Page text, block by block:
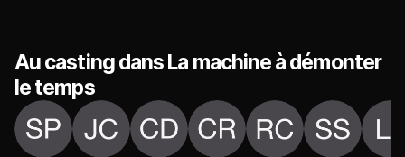
Au casting dans La machine à démonter
le temps